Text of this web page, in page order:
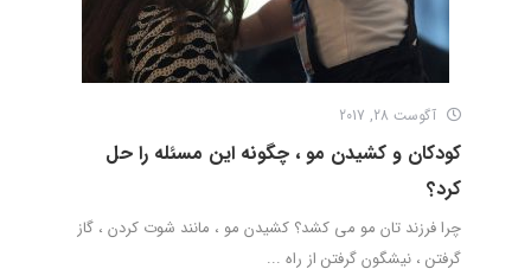
آگوست 28, 2017
کودکان و کشیدن مو ، چگونه این مسئله را حل
کرد؟
چرا فرزند تان مو می کشد؟ کشیدن مو ، مانند شوت کردن ، گاز
گرفتن ، نیشگون گرفتن از راه ...